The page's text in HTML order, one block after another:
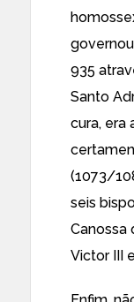
935
Santo
cura, era
(1073/
seis
Canossa
Victor III